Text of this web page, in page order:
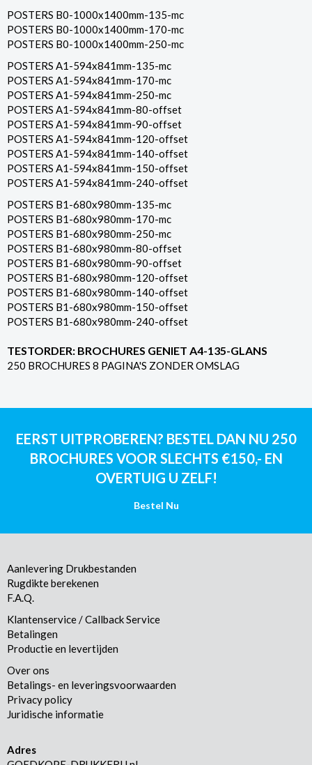
POSTERS B0-1000x1400mm-135-mc
POSTERS B0-1000x1400mm-170-mc
POSTERS B0-1000x1400mm-250-mc
POSTERS A1-594x841mm-135-mc
POSTERS A1-594x841mm-170-mc
POSTERS A1-594x841mm-250-mc
POSTERS A1-594x841mm-80-offset
POSTERS A1-594x841mm-90-offset
POSTERS A1-594x841mm-120-offset
POSTERS A1-594x841mm-140-offset
POSTERS A1-594x841mm-150-offset
POSTERS A1-594x841mm-240-offset
POSTERS B1-680x980mm-135-mc
POSTERS B1-680x980mm-170-mc
POSTERS B1-680x980mm-250-mc
POSTERS B1-680x980mm-80-offset
POSTERS B1-680x980mm-90-offset
POSTERS B1-680x980mm-120-offset
POSTERS B1-680x980mm-140-offset
POSTERS B1-680x980mm-150-offset
POSTERS B1-680x980mm-240-offset
TESTORDER: BROCHURES GENIET A4-135-GLANS
250 BROCHURES 8 PAGINA'S ZONDER OMSLAG
EERST UITPROBEREN? BESTEL DAN NU 250
BROCHURES VOOR SLECHTS €150,- EN
OVERTUIG U ZELF!
Bestel Nu
Aanlevering Drukbestanden
Rugdikte berekenen
F.A.Q.
Klantenservice / Callback Service
Betalingen
Productie en levertijden
Over ons
Betalings- en leveringsvoorwaarden
Privacy policy
Juridische informatie
Adres